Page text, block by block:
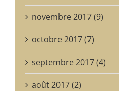
novembre 2017 (9)
octobre 2017 (7)
septembre 2017 (4)
août 2017 (2)